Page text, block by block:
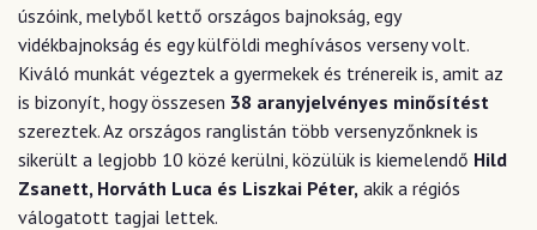
úszóink, melyből kettő országos bajnokság, egy
vidékbajnokság és egy külföldi meghívásos verseny volt.
Kiváló munkát végeztek a gyermekek és trénereik is, amit az
is bizonyít, hogy összesen 38 aranyjelvényes minősítést
szereztek. Az országos ranglistán több versenyzőnknek is
sikerült a legjobb 10 közé kerülni, közülük is kiemelendő Hild
Zsanett, Horváth Luca és Liszkai Péter, akik a régiós
válogatott tagjai lettek.